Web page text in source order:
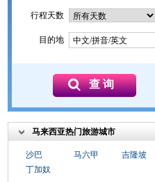
行程天数
目的地 中文/拼音/英文
马来西亚热门旅游城市
沙巴 马六甲
吉隆坡
丁加奴